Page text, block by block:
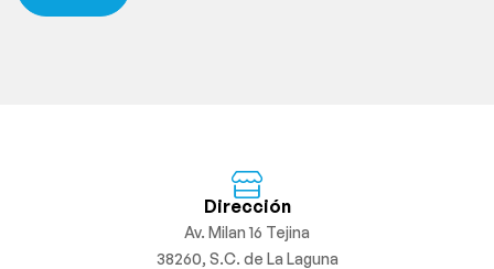
Dirección
Av. Milan 16 Tejina
38260, S.C. de La Laguna